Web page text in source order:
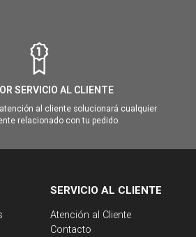
SERVICIO AL CLIENTE
al cliente solucionará cualquier
relacionado con tu pedido.
SERVICIO AL CLIENTE
Atención al Cliente
Contacto